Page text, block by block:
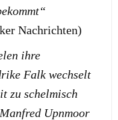
Nachrichten)
ihre
Falk wechselt
zu schelmisch
Upnmoor